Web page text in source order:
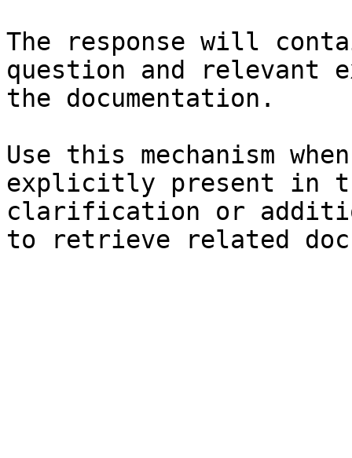
The response will
question and relevant
the documentation.
Use this mechanism
explicitly present in
clarification or